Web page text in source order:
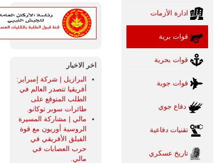
ادارة الأزمات
قوات برية
قوات بحرية
قوات جوية
دفاع جوي
تقنيات دفاعية
تاريخ عسكري
اخر الاخبار
البرازيل | شركة إمبراير:
أفريقيا تتصدر العالم في
الطلب المتوقع على
طائرات سوبر توكانو.
مالي | مشاركة المسيرة
الروسية أوريون مع قوة
الفيلق الأفريقي في
حرب العصابات في
مالي.